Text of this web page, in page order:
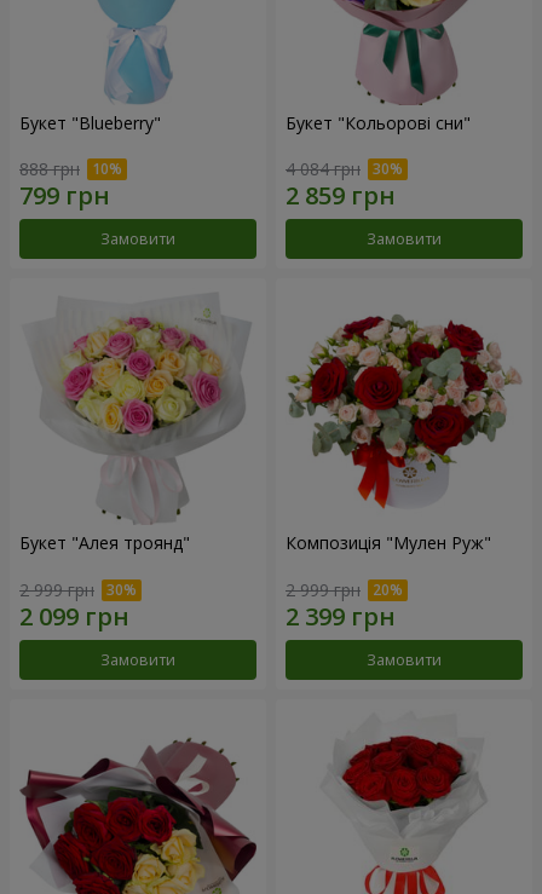
Букет "Blueberry"
888 грн
Замовити
Букет "Кольорові сни"
4 084 грн
Замовити
Букет "Алея троянд"
2 999 грн
Замовити
Композиція "Мулен Руж"
2 999 грн
Замовити